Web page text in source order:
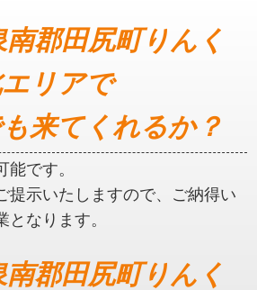
南郡田尻町りんく
リアで
来てくれるか？
能です。
提示いたしますので、ご納得い
なります。
南郡田尻町りんく